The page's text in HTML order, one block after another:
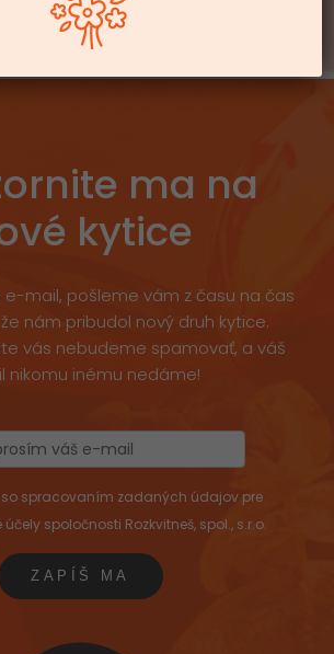
ma na
kytice
mail, pošleme vám z času na čas
nám pribudol nový druh kytice.
vás nebudeme spamovať, a váš
nikomu inému nedáme!
spracovaním zadaných údajov pre
spoločnosti Rozkvitneš, spol., s.r.o.